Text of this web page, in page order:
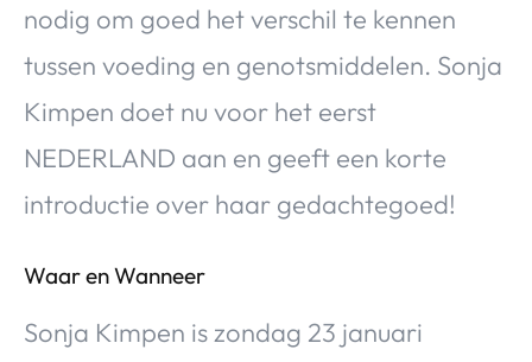
nodig om goed het verschil te kennen
tussen voeding en genotsmiddelen. Sonja
Kimpen doet nu voor het eerst
NEDERLAND aan en geeft een korte
introductie over haar gedachtegoed!
Waar en Wanneer
Sonja Kimpen is zondag 23 januari